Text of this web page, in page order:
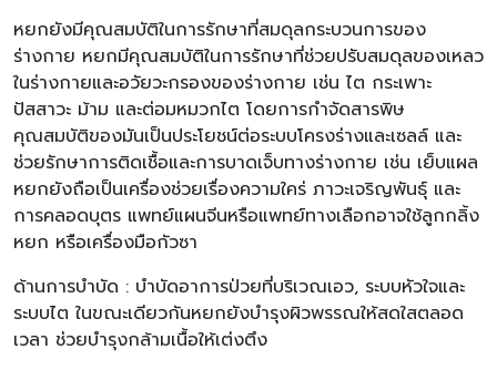
หยกยังมีคุณสมบัติในการรักษาที่สมดุลกระบวนการของ
ร่างกาย หยกมีคุณสมบัติในการรักษาที่ช่วยปรับสมดุลของเหลว
ในร่างกายและอวัยวะกรองของร่างกาย เช่น ไต กระเพาะ
ปัสสาวะ ม้าม และต่อมหมวกไต โดยการกำจัดสารพิษ
คุณสมบัติของมันเป็นประโยชน์ต่อระบบโครงร่างและเซลล์ และ
ช่วยรักษาการติดเชื้อและการบาดเจ็บทางร่างกาย เช่น เย็บแผล
หยกยังถือเป็นเครื่องช่วยเรื่องความใคร่ ภาวะเจริญพันธุ์ และ
การคลอดบุตร แพทย์แผนจีนหรือแพทย์ทางเลือกอาจใช้ลูกกลิ้ง
หยก หรือเครื่องมือกัวซา
ด้านการบำบัด : บำบัดอาการป่วยที่บริเวณเอว, ระบบหัวใจและ
ระบบไต ในขณะเดียวกันหยกยังบำรุงผิวพรรณให้สดใสตลอด
เวลา ช่วยบำรุงกล้ามเนื้อให้เต่งตึง